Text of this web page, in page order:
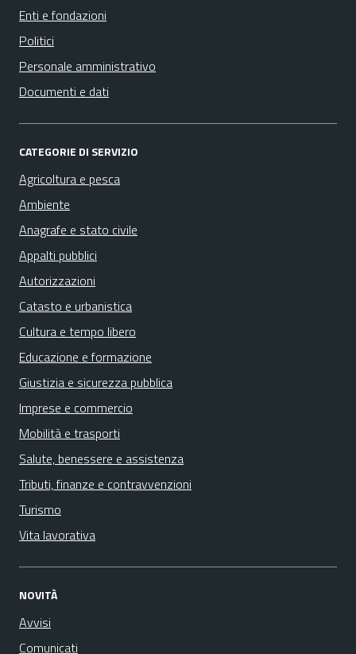
Enti e fondazioni
Politici
Personale amministrativo
Documenti e dati
CATEGORIE DI SERVIZIO
Agricoltura e pesca
Ambiente
Anagrafe e stato civile
Appalti pubblici
Autorizzazioni
Catasto e urbanistica
Cultura e tempo libero
Educazione e formazione
Giustizia e sicurezza pubblica
Imprese e commercio
Mobilità e trasporti
Salute, benessere e assistenza
Tributi, finanze e contravvenzioni
Turismo
Vita lavorativa
NOVITÀ
Avvisi
Comunicati